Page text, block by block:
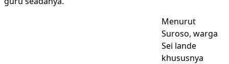
Menurut
Suroso, warga
Sei lande
khususnya